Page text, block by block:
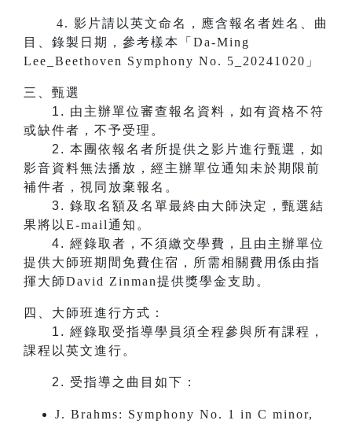
4. 影片請以英文命名，應含報名者姓名、曲
目、錄製日期，參考樣本「Da-Ming
Lee_Beethoven Symphony No. 5_20241020」
三、甄選
1. 由主辦單位審查報名資料，如有資格不符
或缺件者，不予受理。
2. 本團依報名者所提供之影片進行甄選，如
影音資料無法播放，經主辦單位通知未於期限前
補件者，視同放棄報名。
3. 錄取名額及名單最終由大師決定，甄選結
果將以E-mail通知。
4. 經錄取者，不須繳交學費，且由主辦單位
提供大師班期間免費住宿，所需相關費用係由指
揮大師David Zinman提供獎學金支助。
四、大師班進行方式：
1. ​​​​​​經錄取受指導學員須全程參與所有課程，
課程以英文進行。
2. 受指導之曲目如下：
J. Brahms: Symphony No. 1 in C minor,